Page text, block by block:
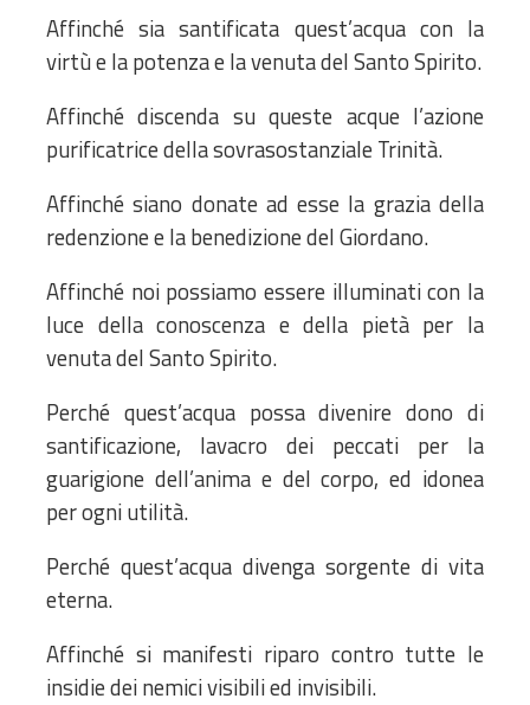
Affinché sia santificata quest’acqua con la
virtù e la potenza e la venuta del Santo Spirito.
Affinché discenda su queste acque l’azione
purificatrice della sovrasostanziale Trinità.
Affinché siano donate ad esse la grazia della
redenzione e la benedizione del Giordano.
Affinché noi possiamo essere illuminati con la
luce della conoscenza e della pietà per la
venuta del Santo Spirito.
Perché quest’acqua possa divenire dono di
santificazione, lavacro dei peccati per la
guarigione dell’anima e del corpo, ed idonea
per ogni utilità.
Perché quest’acqua divenga sorgente di vita
eterna.
Affinché si manifesti riparo contro tutte le
insidie dei nemici visibili ed invisibili.